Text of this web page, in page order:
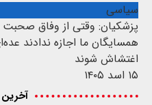
سیاسی
پزشکیان: وقتی از وفاق
همسایگان ما اجازه ندادند
اغتشاش شوند
۱۵ اسد ۱۴۰۵